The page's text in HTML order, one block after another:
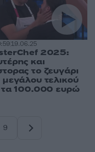
19.06.25
2025:
και
το ζευγάρι
μεγάλου τελικού
τα 100.000 ευρώ
9